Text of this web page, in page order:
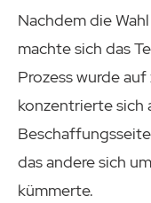
Nachdem die
machte sich das
Prozess wurde
konzentrierte sich
das andere sich
kümmerte.